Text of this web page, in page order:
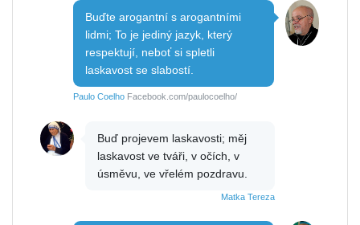
Buďte arogantní s arogantními
lidmi; To je jediný jazyk, který
respektují, neboť si spletli
laskavost se slabostí.
Paulo Coelho Facebook.com/paulocoelho/
Buď projevem laskavosti; měj
laskavost ve tváři, v očích, v
úsměvu, ve vřelém pozdravu.
Matka Tereza